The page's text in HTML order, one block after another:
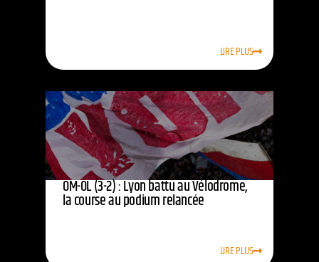
LIRE PLUS
OM-OL (3-2) : Lyon battu au Vélodrome,
la course au podium relancée
LIRE PLUS